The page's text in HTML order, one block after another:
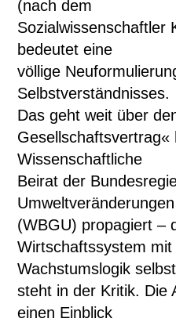
(nach dem
Sozialwissenschaftler
bedeutet eine
völlige
Selbstverständnisses.
Das geht weit über
Gesellschaftsvertrag«
Wissenschaftliche
Beirat der
Umweltveränderungen
(WBGU) propagiert –
Wirtschaftssystem mit
Wachstumslogik selbst
steht in der Kritik. Die
einen Einblick